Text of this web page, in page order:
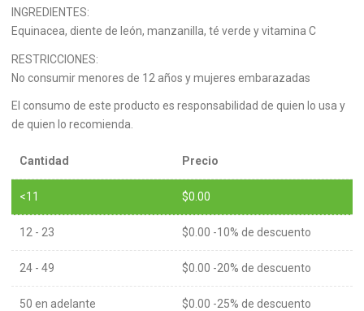
INGREDIENTES:
Equinacea, diente de león, manzanilla, té verde y vitamina C
RESTRICCIONES:
No consumir menores de 12 años y mujeres embarazadas
El consumo de este producto es responsabilidad de quien lo usa y
de quien lo recomienda.
Cantidad Precio
<11 $0.00
12 - 23 $0.00 -10% de descuento
24 - 49 $0.00 -20% de descuento
50 en adelante $0.00 -25% de descuento